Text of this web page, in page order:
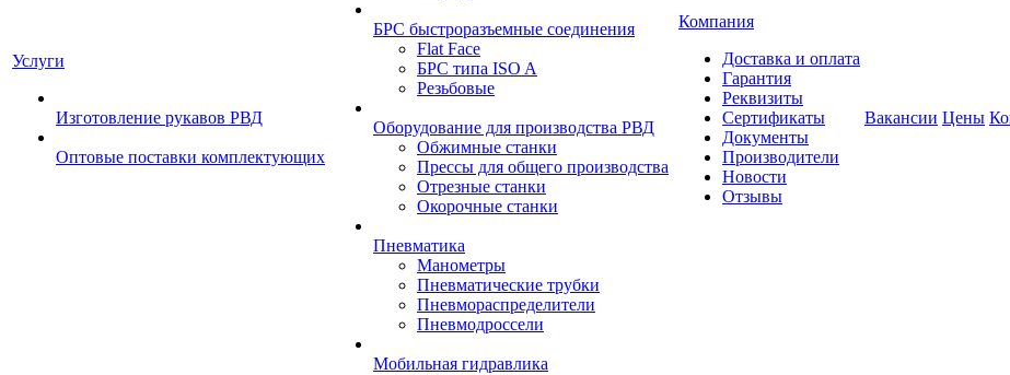
Услуги
Изготовление рукавов РВД
Оптовые поставки комплектующих
БРС быстроразъемные соединения
Flat Face
БРС типа ISO A
Резьбовые
Оборудование для производства РВД
Обжимные станки
Прессы для общего производства
Отрезные станки
Окорочные станки
Пневматика
Манометры
Пневматические трубки
Пневмораспределители
Пневмодроссели
Мобильная гидравлика
Компания
Доставка и оплата
Гарантия
Реквизиты
Сертификаты
Документы
Производители
Новости
Отзывы
Вакансии Цены